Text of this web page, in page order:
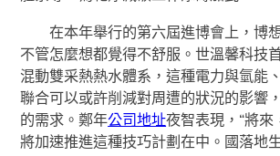
在本年舉行的第六屆進博會上，博
不管怎麼想都覺得不舒服。世溫馨科技
混動雙采熱熱水體系，這種電力與氫能
聯合可以或許削減對周遭的狀況的影響
的需求。鄭年公司地址夜智表現，“將來
將加速推進這種技巧計劃在中。國落地